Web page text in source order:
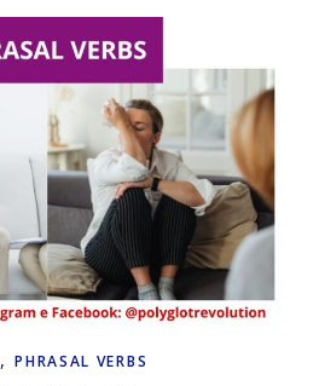
,PHRASAL VERBS